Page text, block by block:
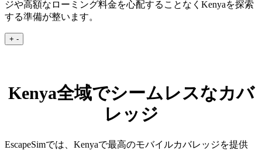
ジや高額なローミング料金を心配することなくKenyaを探索
する準備が整います。
+ -
Kenya全域でシームレスなカバ
レッジ
EscapeSimでは、Kenyaで最高のモバイルカバレッジを提供